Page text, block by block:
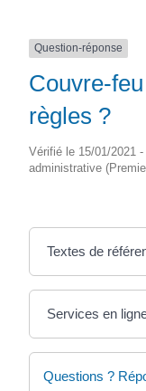
Question-réponse
Couvre-
règles ?
Vérifié le 15/01/2021
administrative
Textes de
Services en
Questions ?